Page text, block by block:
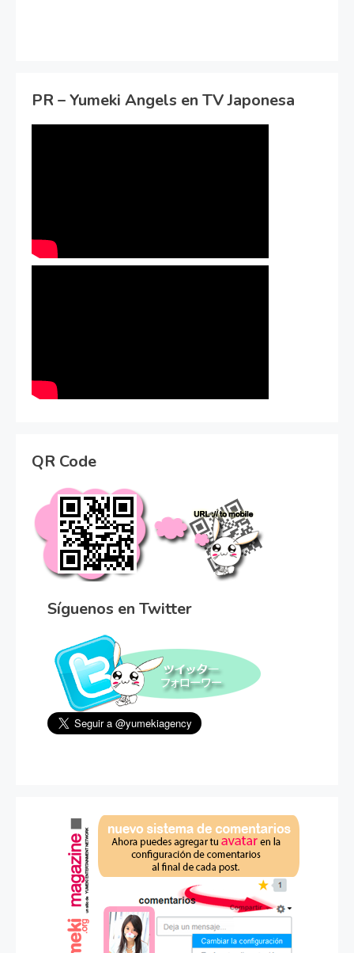
PR – Yumeki Angels en TV Japonesa
QR Code
Síguenos en Twitter